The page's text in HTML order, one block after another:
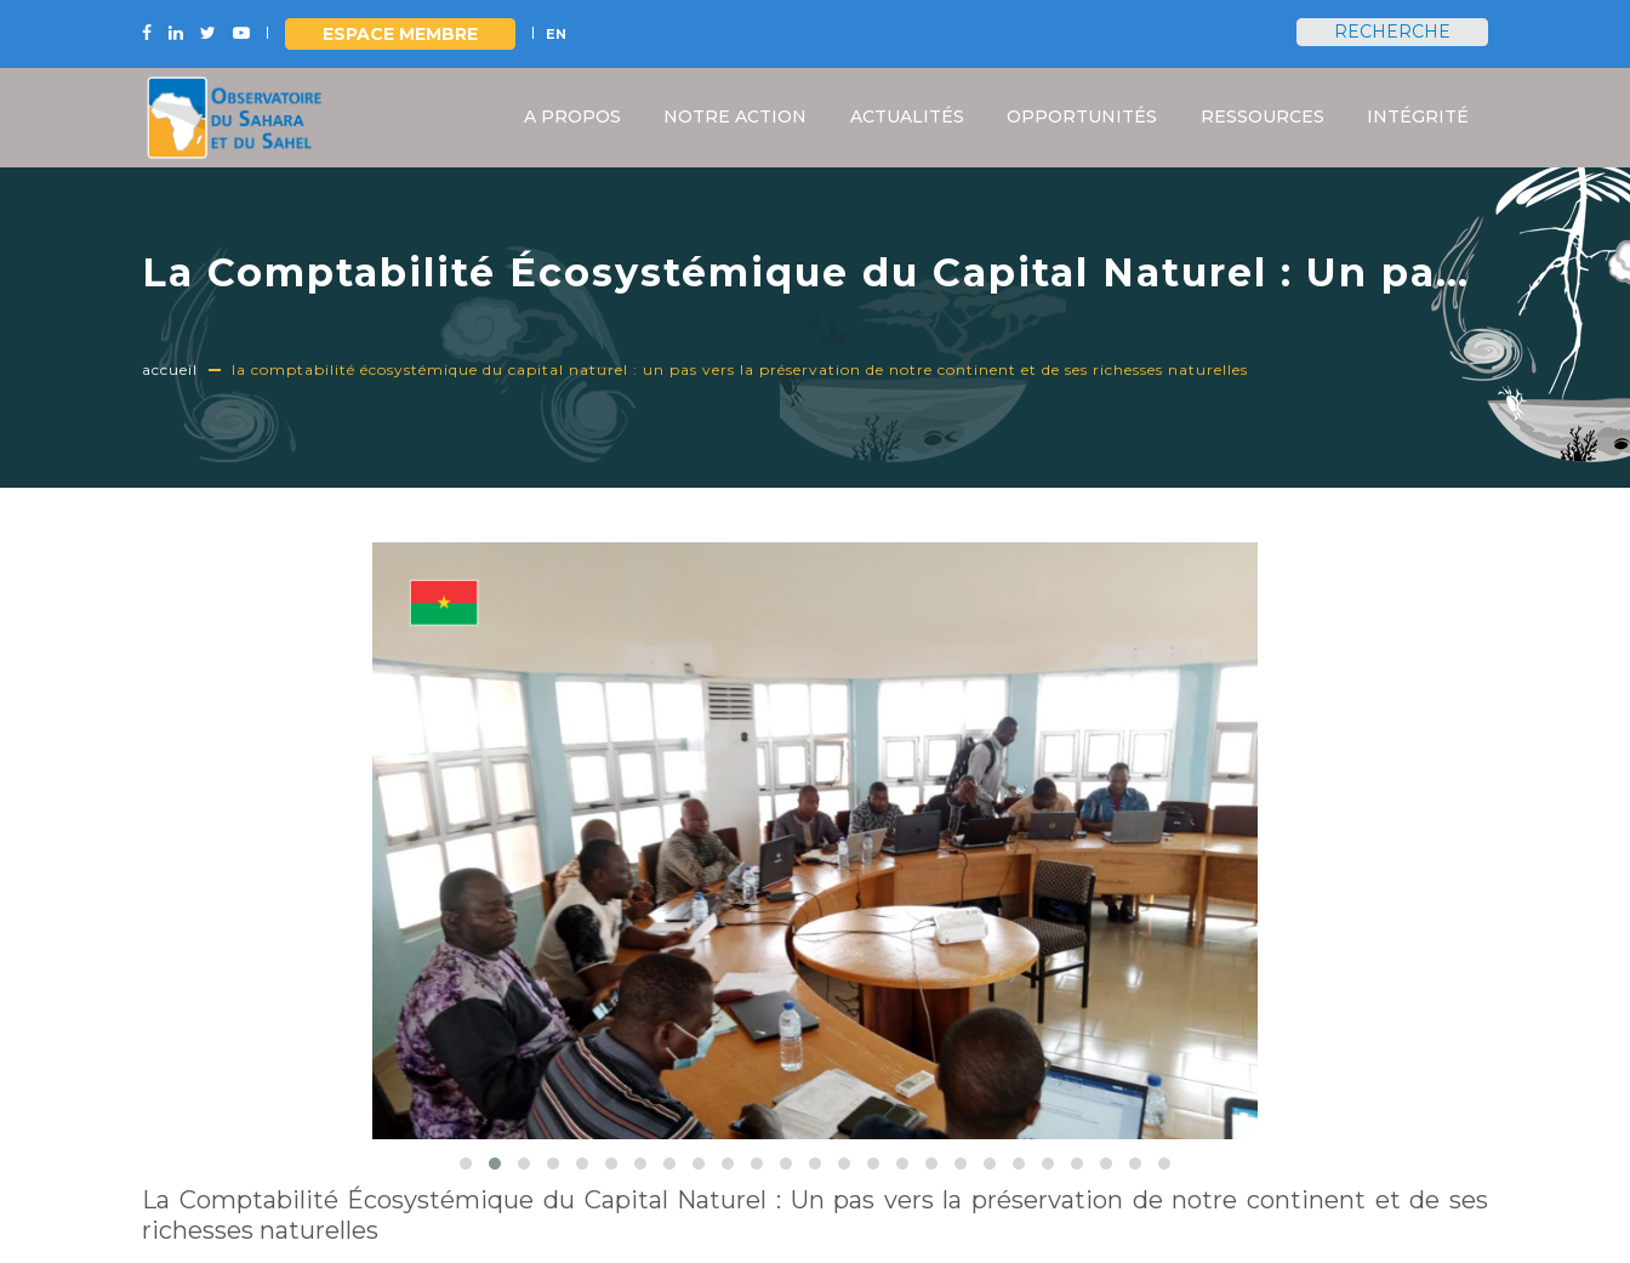
principal
ESPACE MEMBRE EN
RECHERCHE
A PROPOS NOTRE ACTION ACTUALITÉS OPPORTUNITÉS RESSOURCES INTÉGRITÉ
La Comptabilité Écosystémique du Capital Naturel : Un pas
vers la préservation de notre continent et de ses richesses
naturelles
Fil
accueil la comptabilité écosystémique du capital naturel : un pas vers la préservation de notre continent et de ses richesses naturelles
La Comptabilité Écosystémique du Capital Naturel : Un pas vers la préservation de notre continent et de ses
richesses naturelles